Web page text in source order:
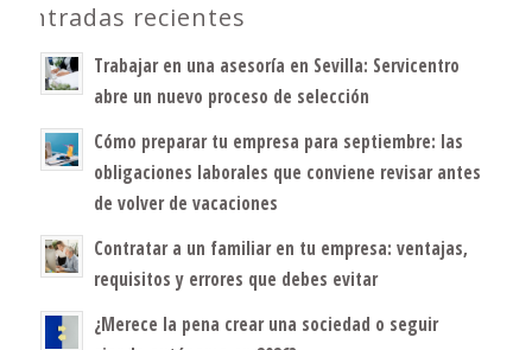
Entradas recientes
Trabajar en una asesoría en Sevilla: Servicentro
abre un nuevo proceso de selección
Cómo preparar tu empresa para septiembre: las
obligaciones laborales que conviene revisar antes
de volver de vacaciones
Contratar a un familiar en tu empresa: ventajas,
requisitos y errores que debes evitar
¿Merece la pena crear una sociedad o seguir